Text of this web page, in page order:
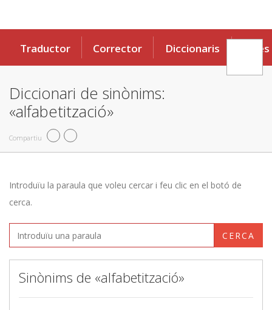
Traductor Corrector Diccionaris Eines
Diccionari de sinònims:
«alfabetització»
Compartiu
Introduïu la paraula que voleu cercar i feu clic en el botó de
cerca.
CERCA
Sinònims de «alfabetització»